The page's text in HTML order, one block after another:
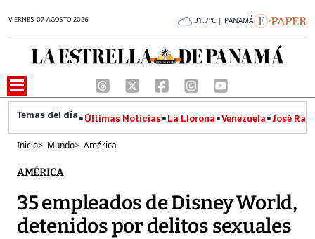
VIERNES 07 AGOSTO 2026 31.7°C | PANAMÁ
Últimas Noticias La Llorona Venezuela José
Inicio> Mundo> América
AMÉRICA
35 empleados de Disney World,
detenidos por delitos sexuales